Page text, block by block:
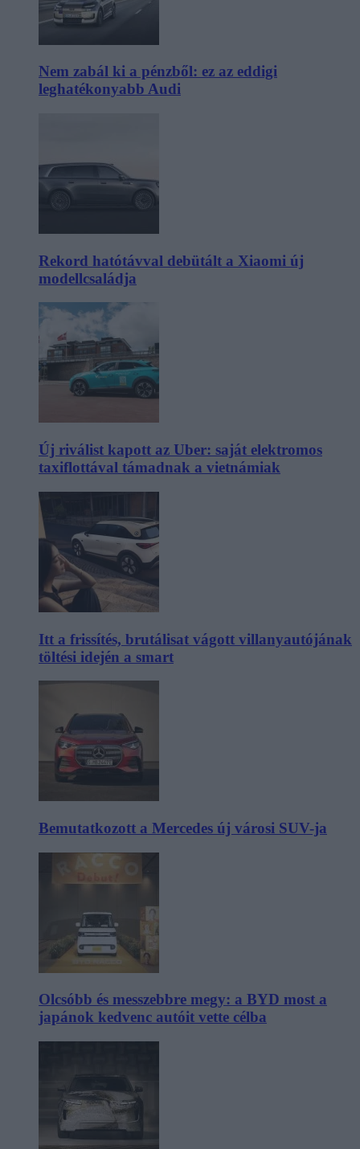
Nem zabál ki a pénzből: ez az eddigi
leghatékonyabb Audi
Rekord hatótávval debütált a Xiaomi új
modellcsaládja
Új riválist kapott az Uber: saját elektromos
taxiflottával támadnak a vietnámiak
Itt a frissítés, brutálisat vágott villanyautójának
töltési idején a smart
Bemutatkozott a Mercedes új városi SUV-ja
Olcsóbb és messzebbre megy: a BYD most a
japánok kedvenc autóit vette célba